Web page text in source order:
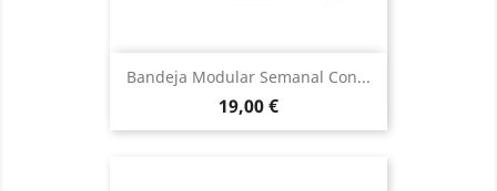
Bandeja Modular Semanal Con...
Precio
19,00 €